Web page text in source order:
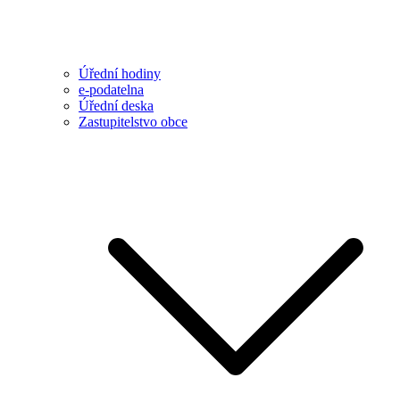
Úřední hodiny
e-podatelna
Úřední deska
Zastupitelstvo obce